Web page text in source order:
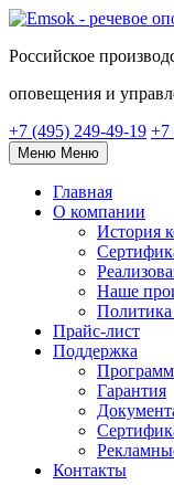
Российское
оповещения и
+7 (495) 249-49-19 +7
Меню Меню
Главная
О компании
История
Наше
Политика
Прайс-лист
Поддержка
Гарантия
Контакты